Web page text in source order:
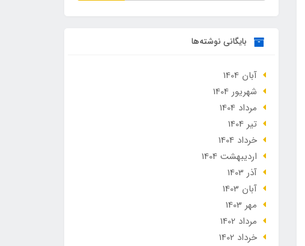
بایگانی نوشته‌ها
آبان 1404
شهریور 1404
مرداد 1404
تير 1404
خرداد 1404
ارديبهشت 1404
آذر 1403
آبان 1403
مهر 1403
مرداد 1402
خرداد 1402